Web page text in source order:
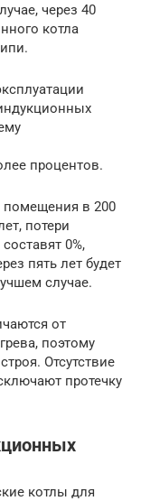
через 40
котла
процентов.
помещения в 200
потери
0%,
пять лет будет
случае.
от
поэтому
Отсутствие
протечку
котлы для